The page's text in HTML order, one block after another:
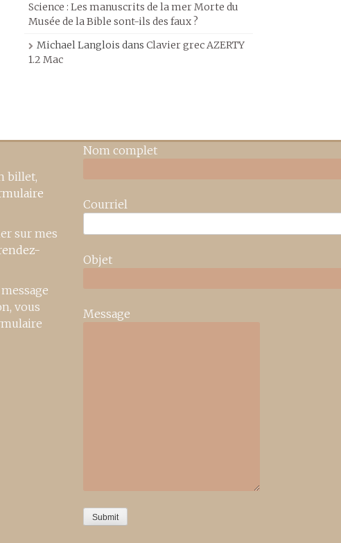
Science : Les manuscrits de la mer Morte du
Musée de la Bible sont-ils des faux ?
Michael Langlois dans Clavier grec AZERTY
1.2 Mac
billet,
sur mes
vous
Nom complet
Courriel
Objet
Message